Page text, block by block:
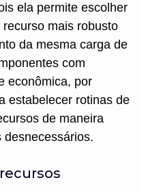
ela permite escolher
mais robusto
da mesma carga de
com
econômica, por
estabelecer rotinas de
de maneira
desnecessários.